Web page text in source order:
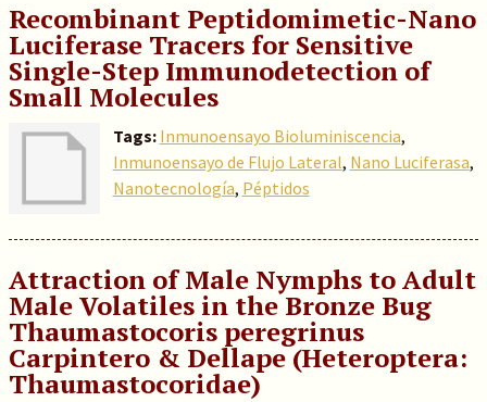
Recombinant Peptidomimetic-Nano
Luciferase Tracers for Sensitive
Single-Step Immunodetection of
Small Molecules
Tags: Inmunoensayo Bioluminiscencia,
Inmunoensayo de Flujo Lateral, Nano Luciferasa,
Nanotecnología, Péptidos
Attraction of Male Nymphs to Adult
Male Volatiles in the Bronze Bug
Thaumastocoris peregrinus
Carpintero & Dellape (Heteroptera:
Thaumastocoridae)